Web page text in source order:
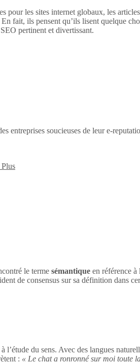
pour les sites internet globaux, les
fait, ils pensent qu’ils lisent quelque
pertinent et divertissant.
entreprises soucieuses de leur e-
le terme sémantique en référence
de consensus sur sa définition dans
à l’étude du sens. Avec des langues
: « Le chat a ronronné sur moi toute